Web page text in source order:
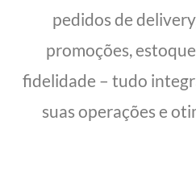
pedidos de
promoções,
fidelidade – tudo
suas operações e